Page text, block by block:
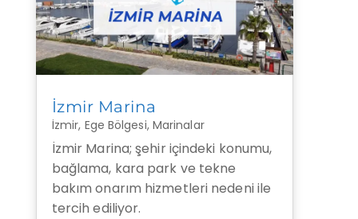
İzmir Marina
İzmir, Ege Bölgesi, Marinalar
İzmir Marina; şehir içindeki konumu,
bağlama, kara park ve tekne
bakım onarım hizmetleri nedeni ile
tercih ediliyor.